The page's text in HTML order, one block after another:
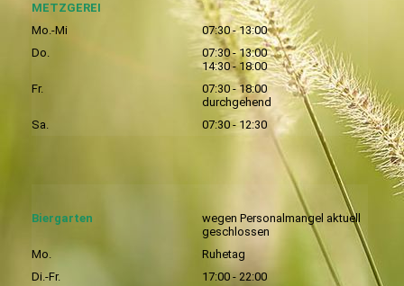
METZGEREI
Mo.-Mi
07:30 - 13:00
Do.
07:30 - 13:00
14:30 - 18:00
Fr.
07:30 - 18:00
durchgehend
Sa.
07:30 - 12:30
Biergarten
wegen Personalmangel aktuell
geschlossen
Mo.
Ruhetag
Di.-Fr.
17:00 - 22:00